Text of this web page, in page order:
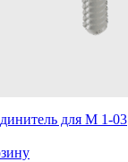
для М 1-03